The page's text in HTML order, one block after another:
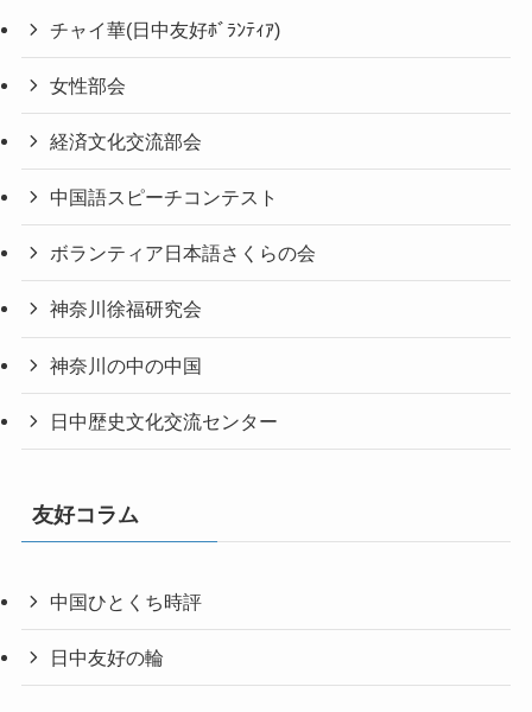
チャイ華(日中友好ﾎﾞﾗﾝﾃｨｱ)
女性部会
経済文化交流部会
中国語スピーチコンテスト
ボランティア日本語さくらの会
神奈川徐福研究会
神奈川の中の中国
日中歴史文化交流センター
友好コラム
中国ひとくち時評
日中友好の輪